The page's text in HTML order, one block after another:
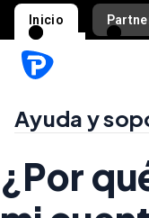
Inicio
Ayuda y
¿Por